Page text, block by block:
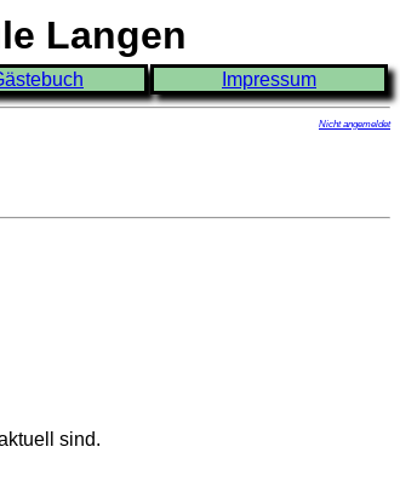
Langen
Impressum
Nicht angemeldet
sind.